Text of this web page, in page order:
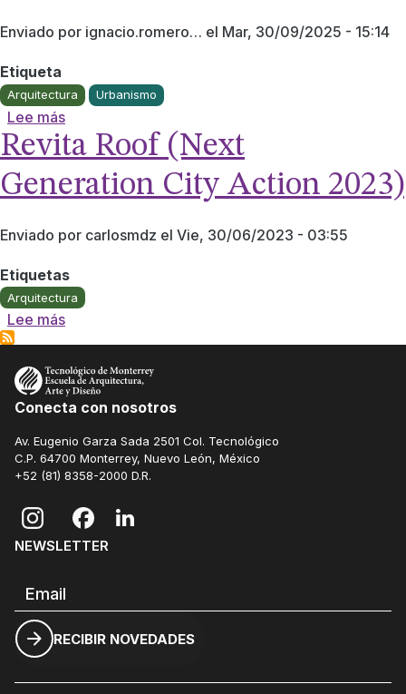
Enviado por ignacio.romero… el Mar, 30/09/2025 - 15:14
Etiqueta
Arquitectura Urbanismo
Lee mássobre Profesora investigadora de Arquitectura
Revita Roof (Next
Generation City Action 2023)
Enviado por carlosmdz el Vie, 30/06/2023 - 03:55
Etiquetas
Arquitectura
Lee mássobre Revita Roof (Next Generation City Action
Conecta con nosotros
Av. Eugenio Garza Sada 2501 Col. Tecnológico
C.P. 64700 Monterrey, Nuevo León, México
+52 (81) 8358-2000 D.R.
NEWSLETTER
Correo electrónico
RECIBIR NOVEDADES